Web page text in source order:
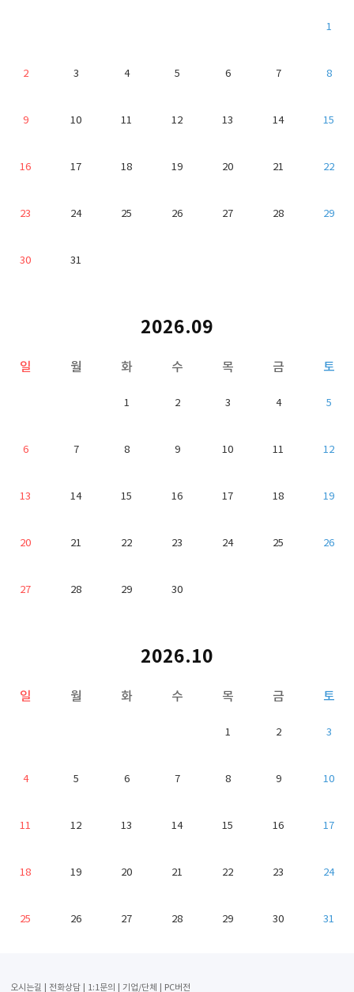
1
2 3 4 5 6 7 8
9 10 11 12 13 14 15
16 17 18 19 20 21 22
23 24 25 26 27 28 29
30 31
2026.09
일 월 화 수 목 금 토
1 2 3 4 5
6 7 8 9 10 11 12
13 14 15 16 17 18 19
20 21 22 23 24 25 26
27 28 29 30
2026.10
일 월 화 수 목 금 토
1 2 3
4 5 6 7 8 9 10
11 12 13 14 15 16 17
18 19 20 21 22 23 24
25 26 27 28 29 30 31
오시는길 전화상담 1:1문의 기업/단체 PC버전